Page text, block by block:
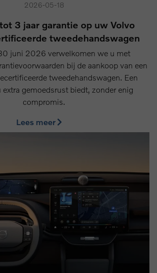
2026-05-18
3 jaar garantie op uw Volvo
tweedehandswagen
juni 2026 verwelkomen we u met
bij de aankoop van een
tweedehandswagen. Een
extra gemoedsrust biedt, zonder enig
compromis.
Lees meer